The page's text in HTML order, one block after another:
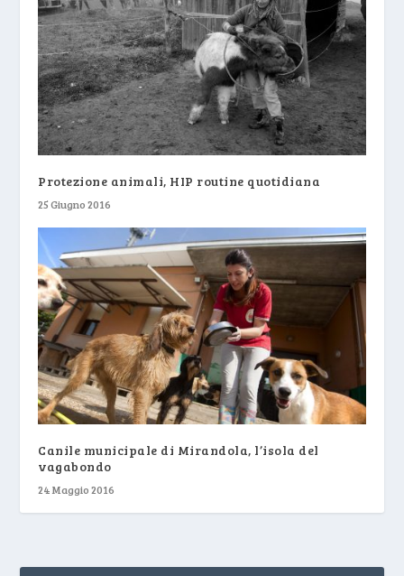
Protezione animali, HIP routine quotidiana
25 Giugno 2016
Canile municipale di Mirandola, l’isola del
vagabondo
24 Maggio 2016